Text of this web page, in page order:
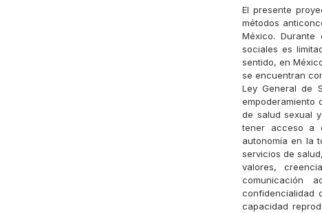
El presente
métodos
México.
sociales es
sentido, en
se encuentran
Ley General de
empoderamiento
de salud sexual
tener acceso a
autonomía en la
servicios de
valores,
comunicación
confidencialidad
capacidad